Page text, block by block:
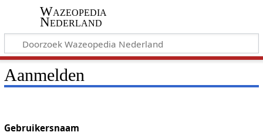
Wazeopedia
Nederland
Aanmelden
Gebruikersnaam